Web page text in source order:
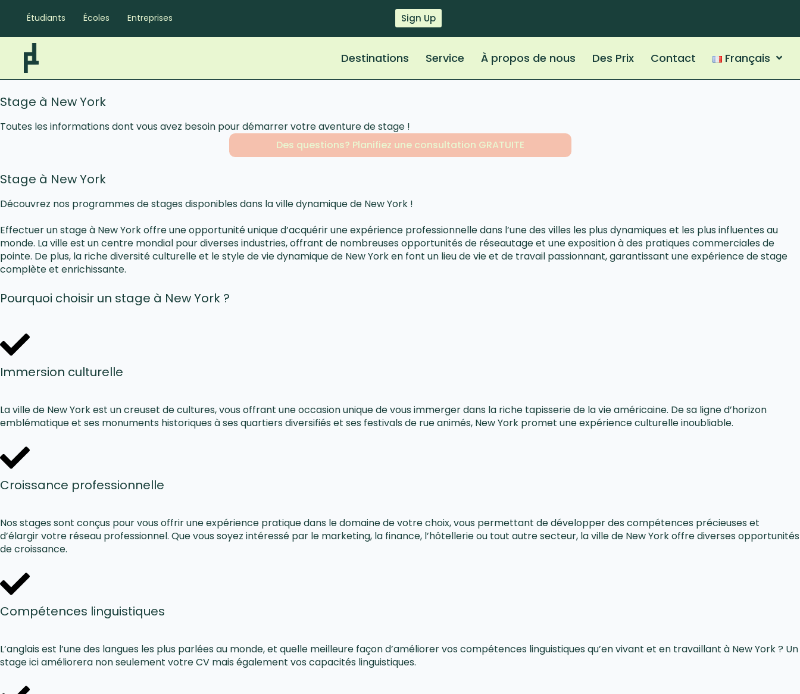
Étudiants Écoles Entreprises Sign Up
Destinations Service À propos de nous Des Prix Contact Français
Stage à New York
Toutes les informations dont vous avez besoin pour démarrer votre aventure de stage !
Des questions? Planifiez une consultation GRATUITE
Stage à New York
Découvrez nos programmes de stages disponibles dans la ville dynamique de New York !
Effectuer un stage à New York offre une opportunité unique d’acquérir une expérience professionnelle dans l’une des villes les plus dynamiques et les plus influentes au
monde. La ville est un centre mondial pour diverses industries, offrant de nombreuses opportunités de réseautage et une exposition à des pratiques commerciales de
pointe. De plus, la riche diversité culturelle et le style de vie dynamique de New York en font un lieu de vie et de travail passionnant, garantissant une expérience de stage
complète et enrichissante.
Pourquoi choisir un stage à New York ?
Immersion culturelle
La ville de New York est un creuset de cultures, vous offrant une occasion unique de vous immerger dans la riche tapisserie de la vie américaine. De sa ligne d’horizon
emblématique et ses monuments historiques à ses quartiers diversifiés et ses festivals de rue animés, New York promet une expérience culturelle inoubliable.
Croissance professionnelle
Nos stages sont conçus pour vous offrir une expérience pratique dans le domaine de votre choix, vous permettant de développer des compétences précieuses et
d’élargir votre réseau professionnel. Que vous soyez intéressé par le marketing, la finance, l’hôtellerie ou tout autre secteur, la ville de New York offre diverses opportunités
de croissance.
Compétences linguistiques
L’anglais est l’une des langues les plus parlées au monde, et quelle meilleure façon d’améliorer vos compétences linguistiques qu’en vivant et en travaillant à New York ? Un
stage ici améliorera non seulement votre CV mais également vos capacités linguistiques.